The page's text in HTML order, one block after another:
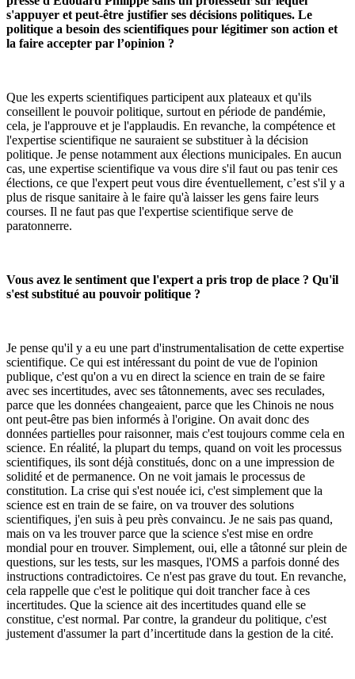
s'appuyer et peut-être justifier ses décisions politiques. Le
politique a besoin des scientifiques pour légitimer son action et
la faire accepter par l’opinion ?
Que les experts scientifiques participent aux plateaux et qu'ils
conseillent le pouvoir politique, surtout en période de pandémie,
cela, je l'approuve et je l'applaudis. En revanche, la compétence et
l'expertise scientifique ne sauraient se substituer à la décision
politique. Je pense notamment aux élections municipales. En aucun
cas, une expertise scientifique va vous dire s'il faut ou pas tenir ces
élections, ce que l'expert peut vous dire éventuellement, c’est s'il y a
plus de risque sanitaire à le faire qu'à laisser les gens faire leurs
courses. Il ne faut pas que l'expertise scientifique serve de
paratonnerre.
Vous avez le sentiment que l'expert a pris trop de place ? Qu'il
s'est substitué au pouvoir politique ?
Je pense qu'il y a eu une part d'instrumentalisation de cette expertise
scientifique. Ce qui est intéressant du point de vue de l'opinion
publique, c'est qu'on a vu en direct la science en train de se faire
avec ses incertitudes, avec ses tâtonnements, avec ses reculades,
parce que les données changeaient, parce que les Chinois ne nous
ont peut-être pas bien informés à l'origine. On avait donc des
données partielles pour raisonner, mais c'est toujours comme cela en
science. En réalité, la plupart du temps, quand on voit les processus
scientifiques, ils sont déjà constitués, donc on a une impression de
solidité et de permanence. On ne voit jamais le processus de
constitution. La crise qui s'est nouée ici, c'est simplement que la
science est en train de se faire, on va trouver des solutions
scientifiques, j'en suis à peu près convaincu. Je ne sais pas quand,
mais on va les trouver parce que la science s'est mise en ordre
mondial pour en trouver. Simplement, oui, elle a tâtonné sur plein de
questions, sur les tests, sur les masques, l'OMS a parfois donné des
instructions contradictoires. Ce n'est pas grave du tout. En revanche,
cela rappelle que c'est le politique qui doit trancher face à ces
incertitudes. Que la science ait des incertitudes quand elle se
constitue, c'est normal. Par contre, la grandeur du politique, c'est
justement d'assumer la part d’incertitude dans la gestion de la cité.